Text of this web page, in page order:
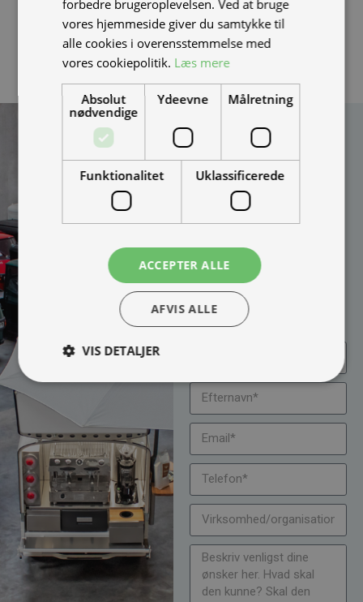
batteriet sidder i en scooter som kan køre.
Kan vi hjælpe
dig?
Vi bygger vognene på
bestilling og kan
skræddersy løsningen
100% efter dine behov.
Udfyld formularen og
bliv kontaktet til en snak
om muligheder, priser
mm.
forbedre brugeroplevelsen. Ved at bruge
vores hjemmeside giver du samtykke til
alle cookies i overensstemmelse med
vores cookiepolitik. Læs mere
Absolut
nødvendige
Ydeevne Målretning
Funktionalitet Uklassificerede
ACCEPTER ALLE
AFVIS ALLE
VIS DETALJER